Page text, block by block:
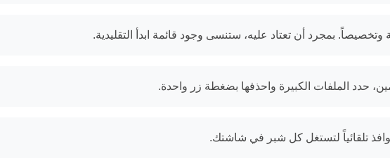
بمجرد أن تعتاد عليه، ستنسى وجود قائمة ابدأ التقليدية.
حدد الملفات الكبيرة واحذفها بضغطة زر واحدة.